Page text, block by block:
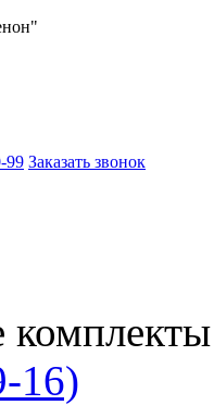
99 Заказать звонок
16)